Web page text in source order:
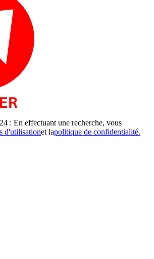
: En effectuant une recherche, vous
d'utilisationet lapolitique de confidentialité.